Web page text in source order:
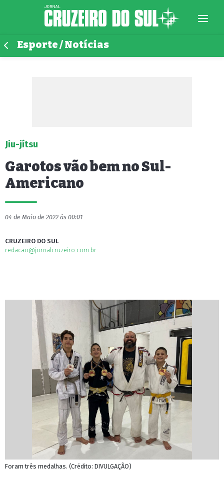
Esporte / Notícias
Jiu-jítsu
Garotos vão bem no Sul-
Americano
04 de Maio de 2022 às 00:01
CRUZEIRO DO SUL
redacao@jornalcruzeiro.com.br
Foram três medalhas. (Crédito: DIVULGAÇÃO)